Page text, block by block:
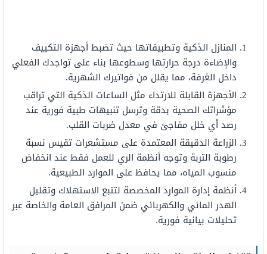
المنازل الذكية وتطبيقاتها حيث تضبط أجهزة التكييف
والإضاءة درجة حرارتها وسطوعها بناء على تواجدك الفعلي
داخل الغرفة، مما يقلل من فواتيرك الشهرية.
الأجهزة القابلة للارتداء مثل الساعات الذكية التي تراقب
مؤشراتك الصحية بدقة وترسل تنبيهات طبية فورية عند
رصد أي خلل مفاجئ في معدل ضربات القلب.
الزراعة الدقيقة المعتمدة على مستشعرات تقيس نسبة
رطوبة التربة وتوجه أنظمة الري للعمل فقط عند انخفاض
منسوب المياه، مما يحافظ على الموارد الطبيعية.
أنظمة إدارة الموارد المخصصة لتتبع الاستهلاك وتقليل
الهدر المائي والكهربائي ضمن المرافق العامة والخاصة عبر
تحليلات بيانية فورية.